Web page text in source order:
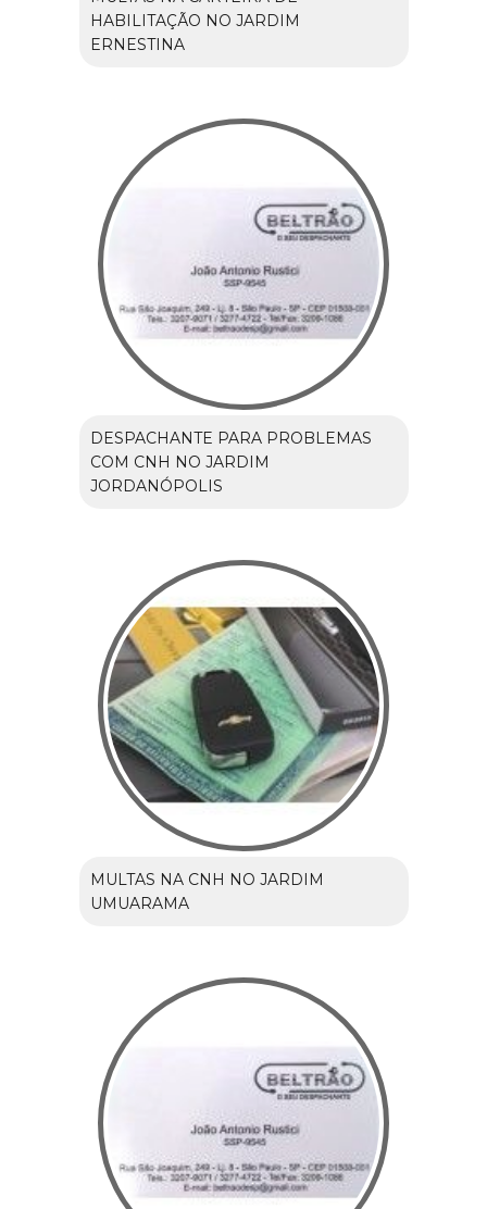
HABILITAÇÃO NO JARDIM
ERNESTINA
DESPACHANTE PARA PROBLEMAS
COM CNH NO JARDIM
JORDANÓPOLIS
MULTAS NA CNH NO JARDIM
UMUARAMA